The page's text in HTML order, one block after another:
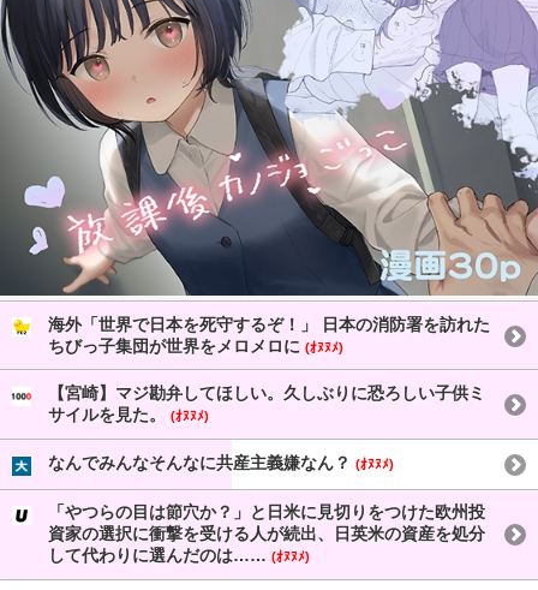
海外「世界で日本を死守するぞ！」 日本の消防署を訪れた
ちびっ子集団が世界をメロメロに (ｵﾇﾇﾒ)
【宮崎】マジ勘弁してほしい。久しぶりに恐ろしい子供ミ
サイルを見た。
(ｵﾇﾇﾒ)
なんでみんなそんなに共産主義嫌なん？ (ｵﾇﾇﾒ)
「やつらの目は節穴か？」と日米に見切りをつけた欧州投
資家の選択に衝撃を受ける人が続出、日英米の資産を処分
して代わりに選んだのは…… (ｵﾇﾇﾒ)